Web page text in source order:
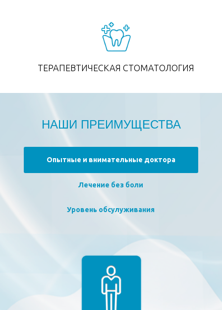
ТЕРАПЕВТИЧЕСКАЯ СТОМАТОЛОГИЯ
НАШИ ПРЕИМУЩЕСТВА
Опытные и внимательные доктора
Лечение без боли
Уровень обсулуживания